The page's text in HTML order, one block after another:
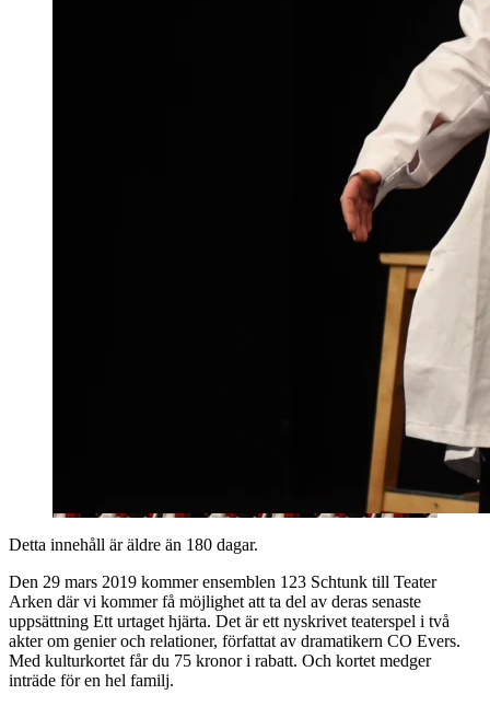
Detta innehåll är äldre än 180 dagar.
Den 29 mars 2019 kommer ensemblen 123 Schtunk till Teater
Arken där vi kommer få möjlighet att ta del av deras senaste
uppsättning Ett urtaget hjärta. Det är ett nyskrivet teaterspel i två
akter om genier och relationer, författat av dramatikern CO Evers.
Med kulturkortet får du 75 kronor i rabatt. Och kortet medger
inträde för en hel familj.